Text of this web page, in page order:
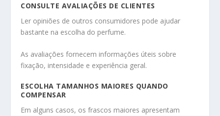
CONSULTE AVALIAÇÕES DE CLIENTES
Ler opiniões de outros consumidores pode ajudar
bastante na escolha do perfume.
As avaliações fornecem informações úteis sobre
fixação, intensidade e experiência geral.
ESCOLHA TAMANHOS MAIORES QUANDO
COMPENSAR
Em alguns casos, os frascos maiores apresentam